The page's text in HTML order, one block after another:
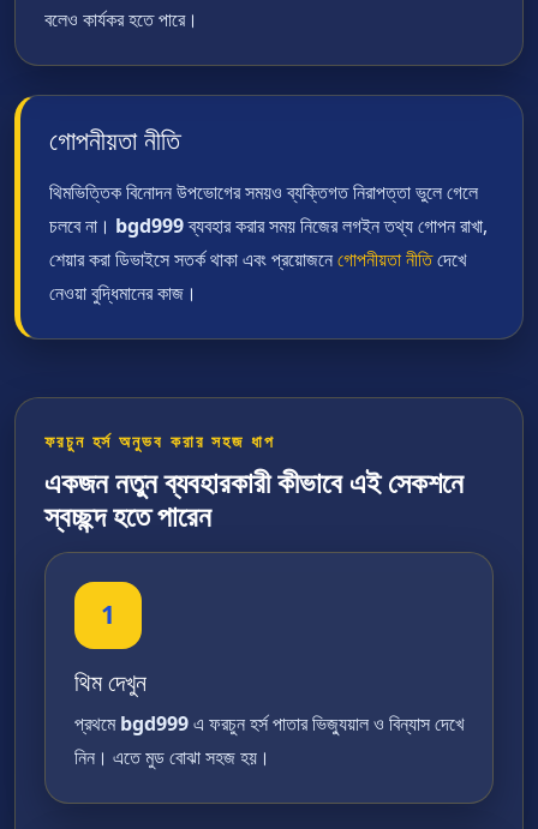
বলেও কার্যকর হতে পারে।
গোপনীয়তা নীতি
থিমভিত্তিক বিনোদন উপভোগের সময়ও ব্যক্তিগত নিরাপত্তা ভুলে গেলে
চলবে না। bgd999ব্যবহার করার সময় নিজের লগইন তথ্য গোপন রাখা,
শেয়ার করা ডিভাইসে সতর্ক থাকা এবং প্রয়োজনেগোপনীয়তা নীতিদেখে
নেওয়া বুদ্ধিমানের কাজ।
ফরচুন হর্স অনুভব করার সহজ ধাপ
একজন নতুন ব্যবহারকারী কীভাবে এই সেকশনে
স্বচ্ছন্দ হতে পারেন
1
থিম দেখুন
প্রথমেbgd999এ ফরচুন হর্স পাতার ভিজ্যুয়াল ও বিন্যাস দেখে
নিন। এতে মুড বোঝা সহজ হয়।